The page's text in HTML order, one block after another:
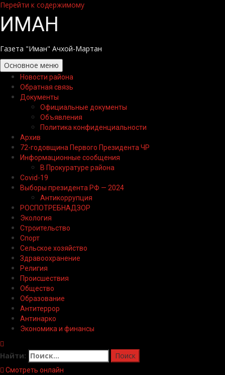
Перейти к содержимому
ИМАН
Газета "Иман" Ачхой-Мартан
Основное меню
Новости района
Обратная связь
Документы
Официальные документы
Объявления
Политика конфиденциальности
Архив
72-годовщина Первого Президента ЧР
Информационные сообщения
В Прокуратуре района
Covid-19
Выборы президента РФ — 2024
Антикоррупция
РОСПОТРЕБНАДЗОР
Экология
Строительство
Спорт
Сельское хозяйство
Здравоохранение
Религия
Происшествия
Общество
Образование
Антитеррор
Антинарко
Экономика и финансы
Найти:
Смотреть онлайн